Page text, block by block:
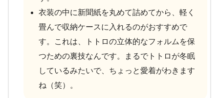
衣装の中に新聞紙を丸めて詰めてから、軽く
畳んで収納ケースに入れるのがおすすめで
す。これは、トトロの立体的なフォルムを保
つための裏技なんです。まるでトトロが冬眠
しているみたいで、ちょっと愛着がわきます
ね（笑）。